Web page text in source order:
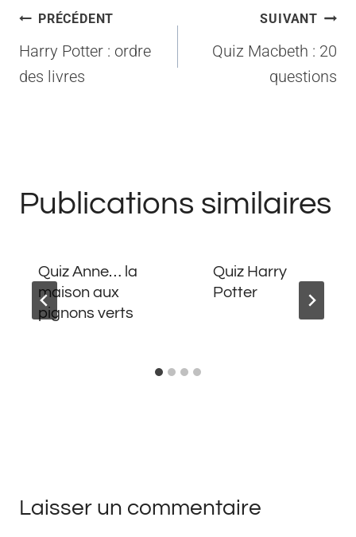
Navigation
de
l’article
PRÉCÉDENT
Harry Potter : ordre
des livres
SUIVANT
Quiz Macbeth : 20
questions
Publications similaires
Quiz Anne… la
maison aux
pignons verts
Quiz Harry
Potter
Laisser un commentaire